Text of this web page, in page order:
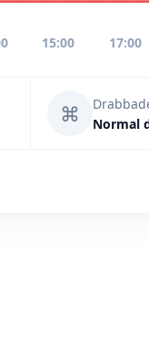
15:00 17:00
⌘
Normal